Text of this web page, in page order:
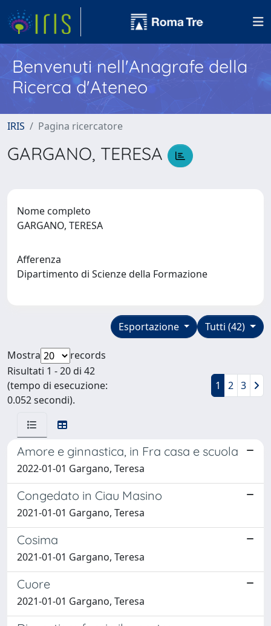
Benvenuti nell'Anagrafe della
Ricerca d'Ateneo
IRIS Pagina ricercatore
GARGANO, TERESA
Nome completo
GARGANO, TERESA
Afferenza
Dipartimento di Scienze della Formazione
Tutti (42)
Esportazione
Mostra
records
Risultati 1 - 20 di 42
(tempo di esecuzione:
0.052 secondi).
1 2 3
Amore e ginnastica, in Fra casa e scuola
2022-01-01 Gargano, Teresa
Congedato in Ciau Masino
2021-01-01 Gargano, Teresa
Cosima
2021-01-01 Gargano, Teresa
Cuore
2021-01-01 Gargano, Teresa